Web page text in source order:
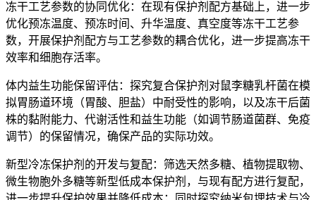
冻干工艺参数的协同优化：在现有保护剂配方基础上，进一步
优化预冻温度、预冻时间、升华温度、真空度等冻干工艺参
数，开展保护剂配方与工艺参数的耦合优化，进一步提高冻干
效率和细胞存活率。
体内益生功能保留评估：探究复合保护剂对鼠李糖乳杆菌在模
拟胃肠道环境（胃酸、胆盐）中耐受性的影响，以及冻干后菌
株的黏附能力、代谢活性和益生功能（如调节肠道菌群、免疫
调节）的保留情况，确保产品的实际功效。
新型冷冻保护剂的开发与复配：筛选天然多糖、植物提取物、
微生物胞外多糖等新型低成本保护剂，与现有配方进行复配，